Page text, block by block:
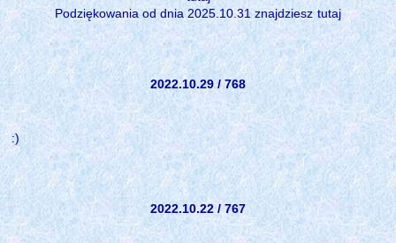
Podziękowania od dnia 2025.10.31 znajdziesz tutaj
2022.10.29 / 768
:)
2022.10.22 / 767